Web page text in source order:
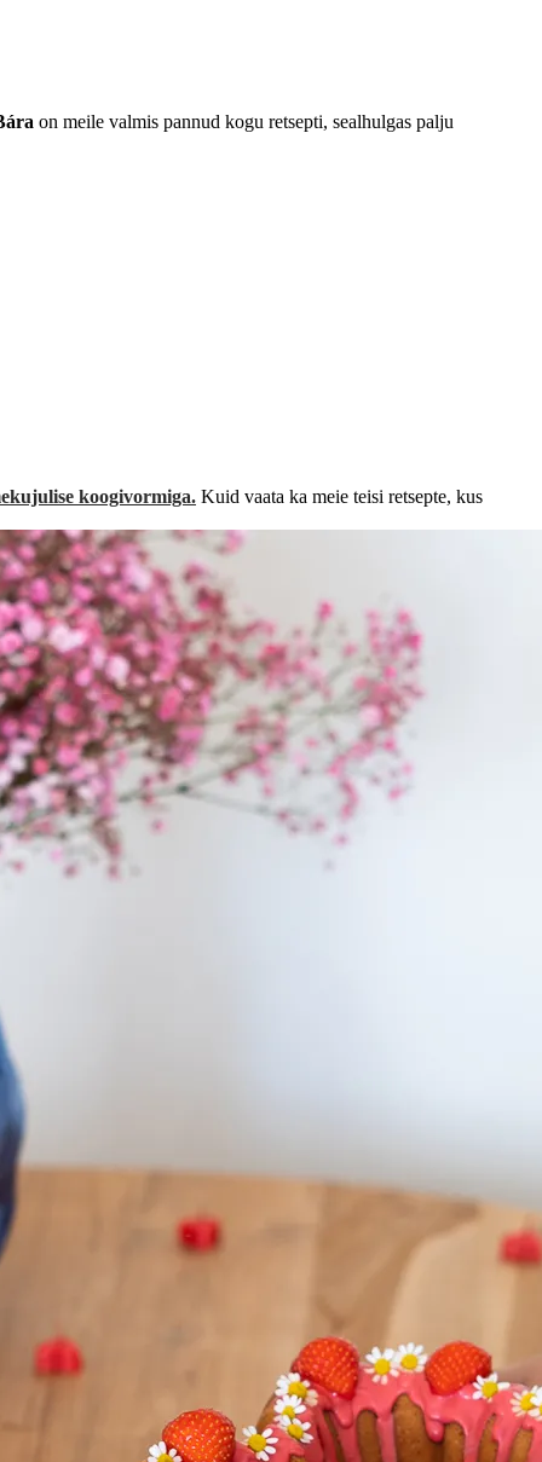
on meile valmis pannud kogu retsepti, sealhulgas palju
koogivormiga. Kuid vaata ka meie teisi retsepte, kus